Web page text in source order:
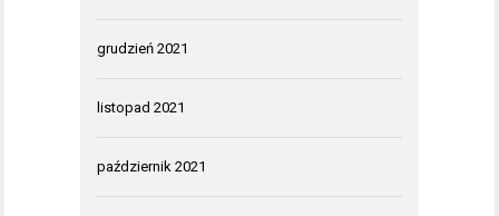
grudzień 2021
listopad 2021
październik 2021